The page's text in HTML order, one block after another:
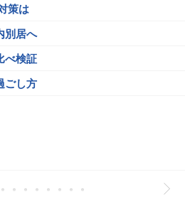
策は
別居へ
べ検証
ごし方